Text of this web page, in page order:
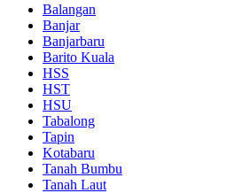
Balangan
Banjar
Banjarbaru
Barito Kuala
HSS
HST
HSU
Tabalong
Tapin
Kotabaru
Tanah Bumbu
Tanah Laut